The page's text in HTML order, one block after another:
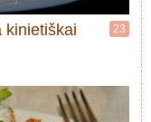
kinietiškai 23